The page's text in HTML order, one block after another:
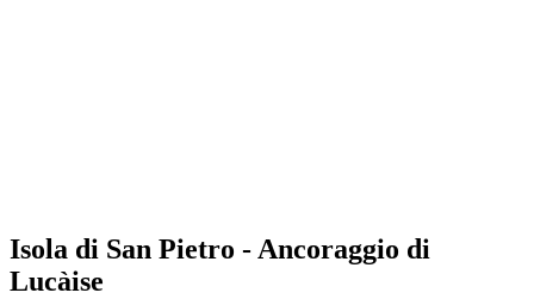
Isola di San Pietro - Ancoraggio di
Lucàise